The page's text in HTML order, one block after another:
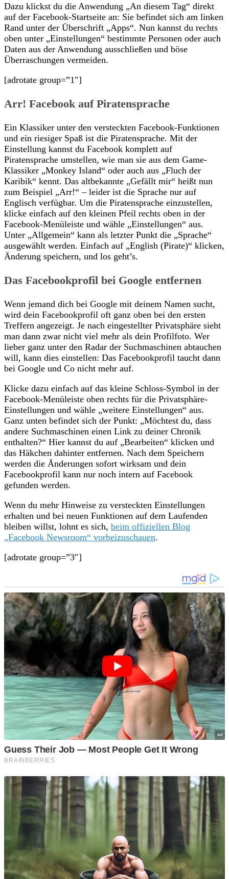
Dazu klickst du die Anwendung „An diesem Tag“ direkt
auf der Facebook-Startseite an: Sie befindet sich am linken
Rand unter der Überschrift „Apps“. Nun kannst du rechts
oben unter „Einstellungen“ bestimmte Personen oder auch
Daten aus der Anwendung ausschließen und böse
Überraschungen vermeiden.
[adrotate group=”1″]
Arr! Facebook auf Piratensprache
Ein Klassiker unter den versteckten Facebook-Funktionen
und ein riesiger Spaß ist die Piratensprache. Mit der
Einstellung kannst du Facebook komplett auf
Piratensprache umstellen, wie man sie aus dem Game-
Klassiker „Monkey Island“ oder auch aus „Fluch der
Karibik“ kennt. Das altbekannte „Gefällt mir“ heißt nun
zum Beispiel „Arr!“ – leider ist die Sprache nur auf
Englisch verfügbar. Um die Piratensprache einzustellen,
klicke einfach auf den kleinen Pfeil rechts oben in der
Facebook-Menüleiste und wähle „Einstellungen“ aus.
Unter „Allgemein“ kann als letzter Punkt die „Sprache“
ausgewählt werden. Einfach auf „English (Pirate)“ klicken,
Änderung speichern, und los geht’s.
Das Facebookprofil bei Google entfernen
Wenn jemand dich bei Google mit deinem Namen sucht,
wird dein Facebookprofil oft ganz oben bei den ersten
Treffern angezeigt. Je nach eingestellter Privatsphäre sieht
man dann zwar nicht viel mehr als dein Profilfoto. Wer
lieber ganz unter den Radar der Suchmaschinen abtauchen
will, kann dies einstellen: Das Facebookprofil taucht dann
bei Google und Co nicht mehr auf.
Klicke dazu einfach auf das kleine Schloss-Symbol in der
Facebook-Menüleiste oben rechts für die Privatsphäre-
Einstellungen und wähle „weitere Einstellungen“ aus.
Ganz unten befindet sich der Punkt: „Möchtest du, dass
andere Suchmaschinen einen Link zu deiner Chronik
enthalten?“ Hier kannst du auf „Bearbeiten“ klicken und
das Häkchen dahinter entfernen. Nach dem Speichern
werden die Änderungen sofort wirksam und dein
Facebookprofil kann nur noch intern auf Facebook
gefunden werden.
Wenn du mehr Hinweise zu versteckten Einstellungen
erhalten und bei neuen Funktionen auf dem Laufenden
bleiben willst, lohnt es sich, beim offiziellen Blog
„Facebook Newsroom“ vorbeizuschauen.
[adrotate group=”3″]